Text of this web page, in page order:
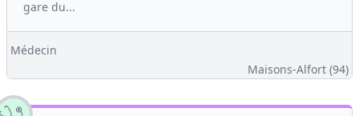
gare du...
Médecin
Maisons-Alfort (94)